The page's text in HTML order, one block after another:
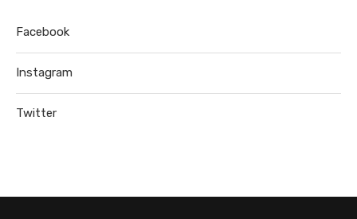
Facebook
Instagram
Twitter